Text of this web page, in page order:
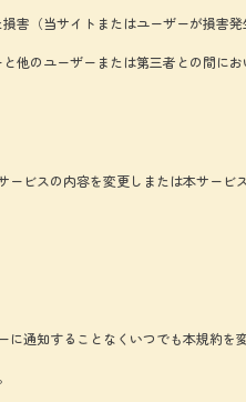
害（当サイトまたはユーザーが損害
他のユーザーまたは第三者との間に
ービスの内容を変更しまたは本サー
に通知することなくいつでも本規約